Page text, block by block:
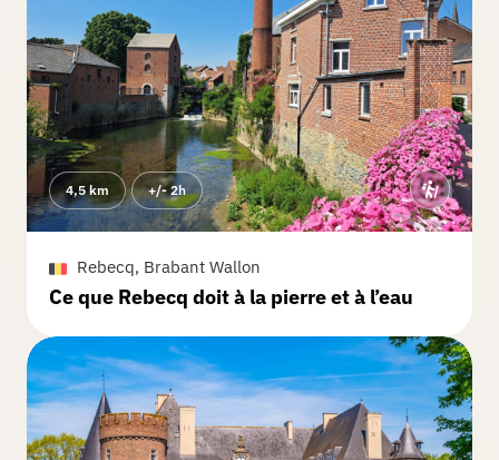
4,5 km +/- 2h
Rebecq, Brabant Wallon
Ce que Rebecq doit à la pierre et à l’eau